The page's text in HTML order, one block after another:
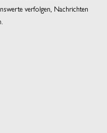
verfolgen, Nachrichten